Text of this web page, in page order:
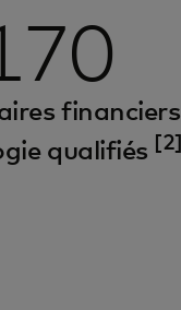
financiers
qualifiés [2]